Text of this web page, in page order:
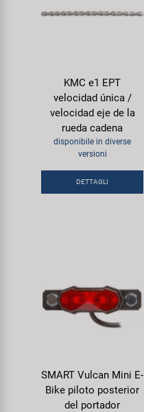
KMC e1 EPT
velocidad única /
velocidad eje de la
rueda cadena
disponibile in diverse
versioni
DETTAGLI
SMART Vulcan Mini E-
Bike piloto posterior
del portador